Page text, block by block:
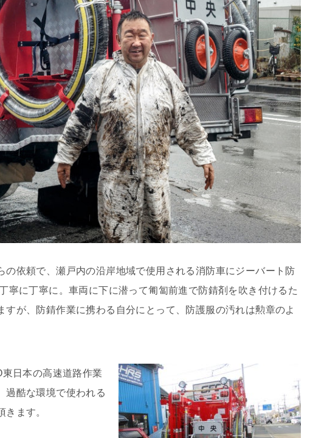
の依頼で、瀬戸内の沿岸地域で使用される消防車にジーバート防
寧に丁寧に。車両に下に潜って匍匐前進で防錆剤を吹き付けるた
が、防錆作業に携わる自分にとって、防護服の汚れは勲章のよ
日本の高速道路作業
過酷な環境で使われる
ます。